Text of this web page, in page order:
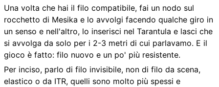
Una volta che hai il filo compatibile, fai un nodo sul
rocchetto di Mesika e lo avvolgi facendo qualche giro in
un senso e nell'altro, lo inserisci nel Tarantula e lasci che
si avvolga da solo per i 2-3 metri di cui parlavamo. E il
gioco è fatto: filo nuovo e un po' più resistente.
Per inciso, parlo di filo invisibile, non di filo da scena,
elastico o da ITR, quelli sono molto più spessi e